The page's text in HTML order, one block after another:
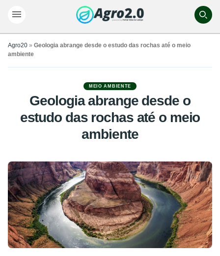
Agro20 » Geologia abrange desde o estudo das rochas até o meio
ambiente
MEIO AMBIENTE
Geologia abrange desde o
estudo das rochas até o meio
ambiente